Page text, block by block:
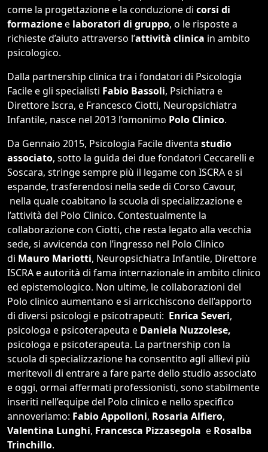
come la progettazione e la conduzione di corsi di
formazionee laboratori di gruppo, o le risposte a
richieste d’aiuto attraverso l’attività clinica in ambito
psicologico.
Dalla partnership clinica tra i fondatori di Psicologia
Facile e gli specialisti Fabio Bassoli, Psichiatra e
Direttore Iscra, e Francesco Ciotti, Neuropsichiatra
Infantile, nasce nel 2013 l’omonimo Polo Clinico.
Da Gennaio 2015, Psicologia Facile diventa studio
associato, sotto la guida dei due fondatori Ceccarelli e
Soscara, stringe sempre più il legame con ISCRA e si
espande, trasferendosi nella sede di Corso Cavour,
nella quale coabitano la scuola di specializzazione e
l’attività del Polo Clinico. Contestualmente la
collaborazione con Ciotti, che resta legato alla vecchia
sede, si avvicenda con l’ingresso nel Polo Clinico
di Mauro Mariotti, Neuropsichiatra Infantile, Direttore
ISCRA e autorità di fama internazionale in ambito clinico
ed epistemologico. Non ultime, le collaborazioni del
Polo clinico aumentano e si arricchiscono dell’apporto
di diversi psicologi e psicotrapeuti: Enrica Severi,
psicologa e psicoterapeuta e Daniela Nuzzolese,
psicologa e psicoterapeuta. La partnership con la
scuola di specializzazione ha consentito agli allievi più
meritevoli di entrare a fare parte dello studio associato
e oggi, ormai affermati professionisti, sono stabilmente
inseriti nell’equipe del Polo clinico e nello specifico
annoveriamo: Fabio Appolloni, Rosaria Alfiero,
Valentina Lunghi, Francesca Pizzasegola e Rosalba
Trinchillo.